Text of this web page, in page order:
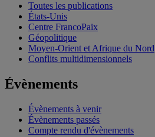
Toutes les publications
États-Unis
Centre FrancoPaix
Géopolitique
Moyen-Orient et Afrique du Nord
Conflits multidimensionnels
Évènements
Évènements à venir
Évènements passés
Compte rendu d'évènements